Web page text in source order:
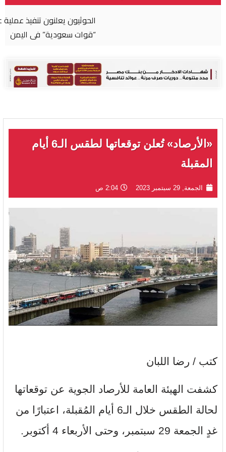
الحوثيون يعلنون تنفيذ عملية عسكرية واسعة ضد
«الأرصاد» تُعلن توقعاتها لطقس الـ6 أيام
المقبلة
الجمعة, 29 سبتمبر 2023 2:04 ص
كتب / رضا اللبان
كشفت الهيئة العامة للأرصاد الجوية عن توقعاتها
لحالة الطقس خلال الـ6 أيام المُقبلة، اعتبارًا من
غدٍ الجمعة 29 سبتمبر، وحتى الأربعاء 4 أكتوبر.